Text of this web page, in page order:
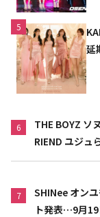
5
延
6
THE BOYZ ソ
RIEND ユジュ
7
SHINee オン
ト発表…9月